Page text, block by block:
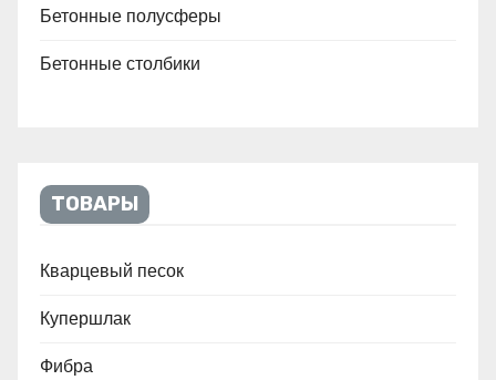
Бетонные полусферы
Бетонные столбики
ТОВАРЫ
Кварцевый песок
Купершлак
Фибра